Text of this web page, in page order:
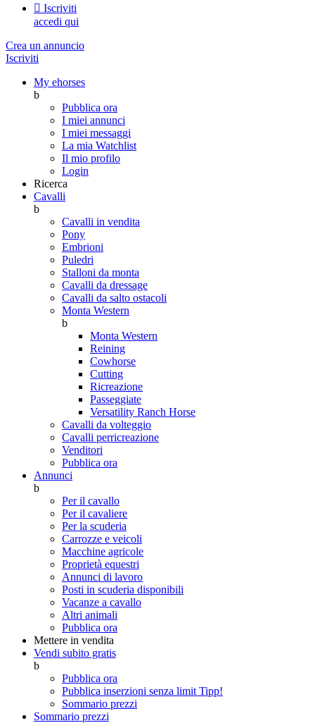
 Iscriviti
accedi qui
Crea un annuncio
Iscriviti
My ehorses
b
Pubblica ora
I miei annunci
I miei messaggi
La mia Watchlist
Il mio profilo
Login
Ricerca
Cavalli
b
Cavalli in vendita
Pony
Embrioni
Puledri
Stalloni da monta
Cavalli da dressage
Cavalli da salto ostacoli
Monta Western
b
Monta Western
Reining
Cowhorse
Cutting
Ricreazione
Passeggiate
Versatility Ranch Horse
Cavalli da volteggio
Cavalli perricreazione
Venditori
Pubblica ora
Annunci
b
Per il cavallo
Per il cavaliere
Per la scuderia
Carrozze e veicoli
Macchine agricole
Proprietà equestri
Annunci di lavoro
Posti in scuderia disponibili
Vacanze a cavallo
Altri animali
Pubblica ora
Mettere in vendita
Vendi subito gratis
b
Pubblica ora
Pubblica inserzioni senza limit Tipp!
Sommario prezzi
Sommario prezzi